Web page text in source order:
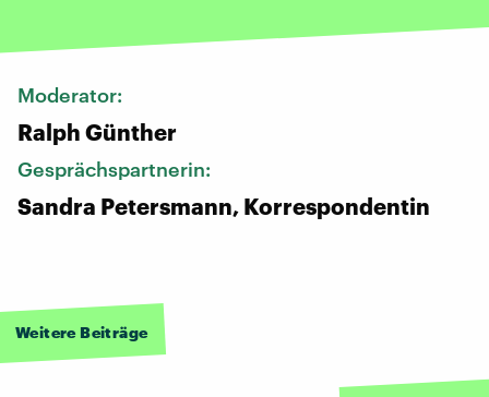
Moderator:
Ralph Günther
Gesprächspartnerin:
Sandra Petersmann, Korrespondentin
Weitere Beiträge